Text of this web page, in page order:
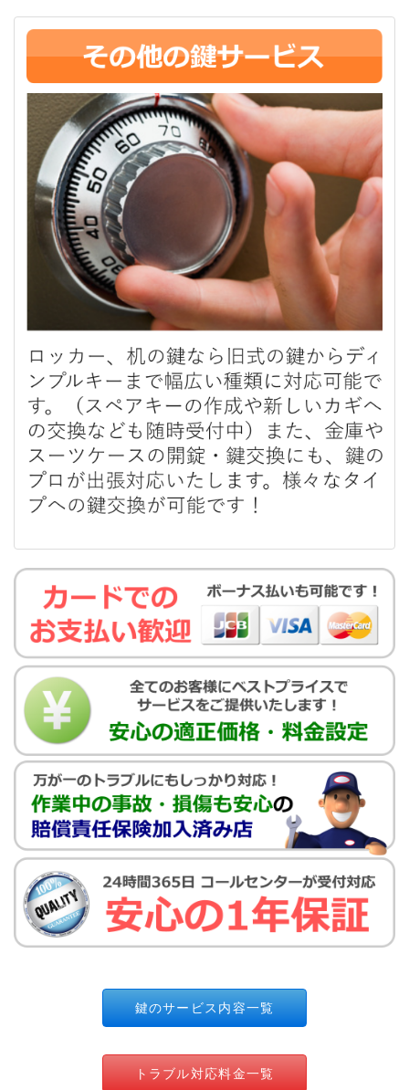
鍵のサービス内容一覧
トラブル対応料金一覧